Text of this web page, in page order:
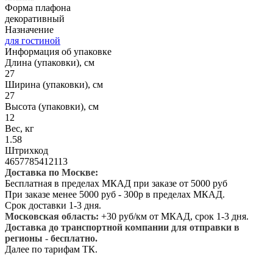
Форма плафона
декоративный
Назначение
для гостиной
Информация об упаковке
Длина (упаковки), см
27
Ширина (упаковки), см
27
Высота (упаковки), см
12
Вес, кг
1.58
Штрихкод
4657785412113
Доставка по Москве:
Бесплатная в пределах МКАД при заказе от 5000 руб
При заказе менее 5000 руб - 300р в пределах МКАД.
Срок доставки 1-3 дня.
Московская область: +30 руб/км от МКАД, срок 1-3 дня.
Доставка до транспортной компании для отправки в
регионы - бесплатно.
Далее по тарифам ТК.